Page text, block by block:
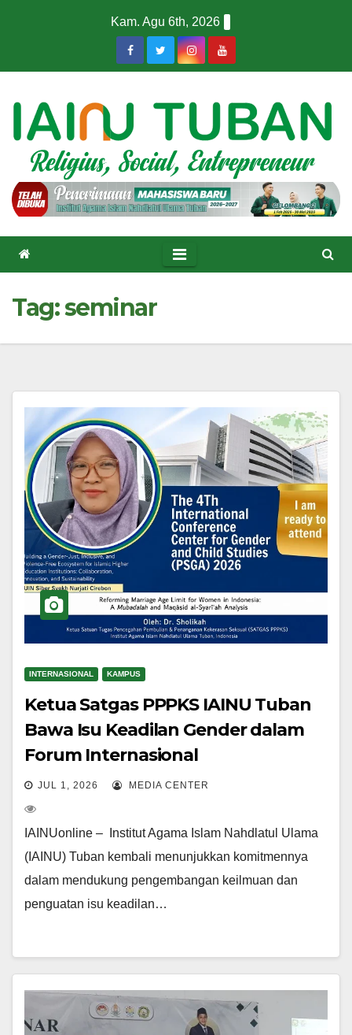
Kam. Agu 6th, 2026
Tag:seminar
INTERNASIONAL KAMPUS
Ketua Satgas PPPKS IAINU Tuban
Bawa Isu Keadilan Gender dalam
Forum Internasional
JUL 1, 2026 MEDIA CENTER
IAINUonline – Institut Agama Islam Nahdlatul Ulama
(IAINU) Tuban kembali menunjukkan komitmennya
dalam mendukung pengembangan keilmuan dan
penguatan isu keadilan…